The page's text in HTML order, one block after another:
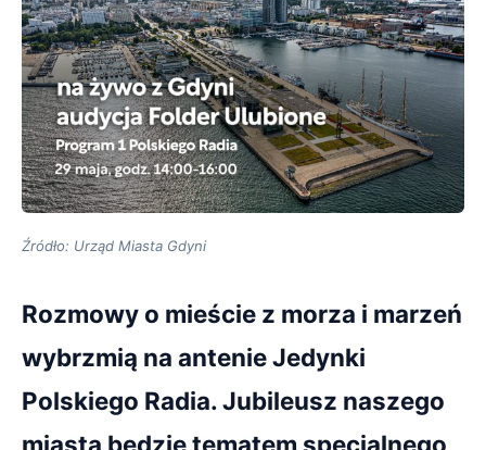
Źródło: Urząd Miasta Gdyni
Rozmowy o mieście z morza i marzeń
wybrzmią na antenie Jedynki
Polskiego Radia. Jubileusz naszego
miasta będzie tematem specjalnego